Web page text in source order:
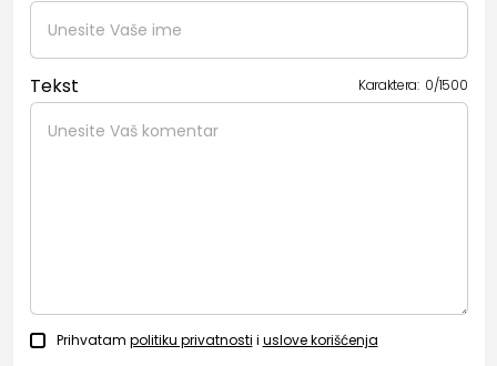
Tekst Karaktera: 0/1500
Prihvatam politiku privatnosti i uslove korišćenja